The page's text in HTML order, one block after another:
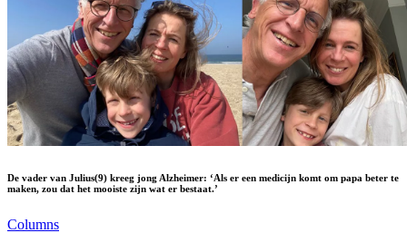
De vader van Julius(9) kreeg jong Alzheimer: ‘Als er een medicijn komt om papa beter te
maken, zou dat het mooiste zijn wat er bestaat.’
Columns